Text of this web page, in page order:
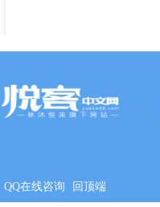
QQ在线咨询 回顶端